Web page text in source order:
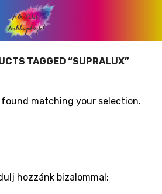
TAGGED “SUPRALUX”
matching your selection.
hozzánk bizalommal: